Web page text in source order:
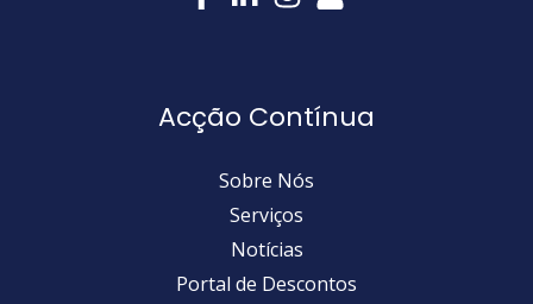
Acção Contínua
Sobre Nós
Serviços
Notícias
Portal de Descontos